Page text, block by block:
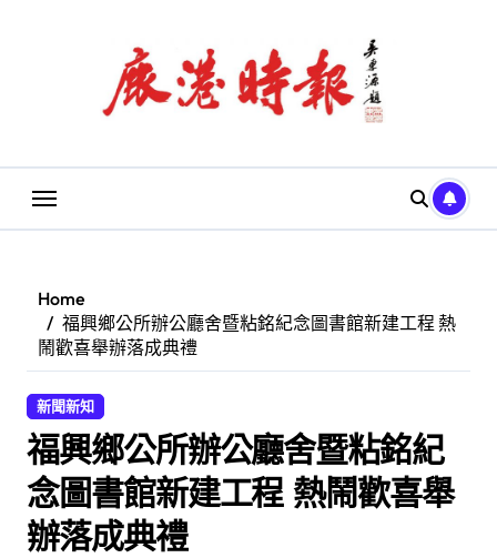
Home
福興鄉公所辦公廳舍暨粘銘紀念圖書館新建工程 熱
鬧歡喜舉辦落成典禮
新聞新知
福興鄉公所辦公廳舍暨粘銘紀
念圖書館新建工程 熱鬧歡喜舉
辦落成典禮